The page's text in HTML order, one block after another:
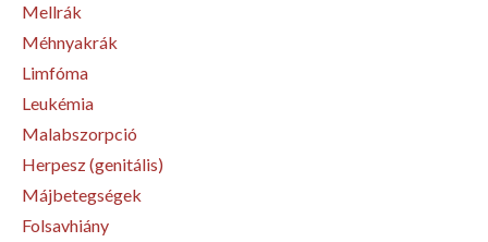
Mellrák
Méhnyakrák
Limfóma
Leukémia
Malabszorpció
Herpesz (genitális)
Májbetegségek
Folsavhiány